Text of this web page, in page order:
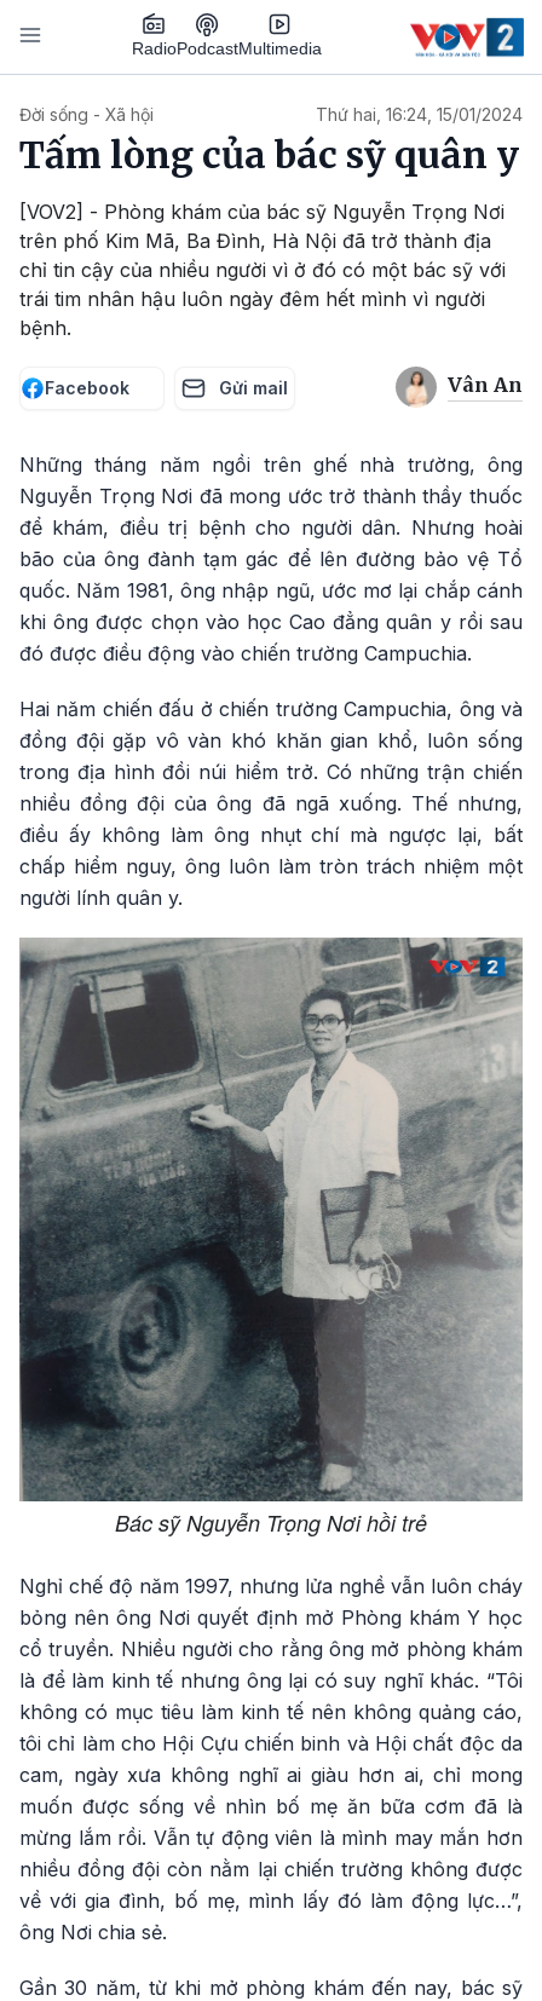
Nhảy đến nội dung
RadioPodcastMultimedia
Đời sống - Xã hội Thứ hai, 16:24, 15/01/2024
Tấm lòng của bác sỹ quân y
[VOV2] - Phòng khám của bác sỹ Nguyễn Trọng Nơi
trên phố Kim Mã, Ba Đình, Hà Nội đã trở thành địa
chỉ tin cậy của nhiều người vì ở đó có một bác sỹ với
trái tim nhân hậu luôn ngày đêm hết mình vì người
bệnh.
Facebook Gửi mail Vân An
Những tháng năm ngồi trên ghế nhà trường, ông
Nguyễn Trọng Nơi đã mong ước trở thành thầy thuốc
để khám, điều trị bệnh cho người dân. Nhưng hoài
bão của ông đành tạm gác để lên đường bảo vệ Tổ
quốc. Năm 1981, ông nhập ngũ, ước mơ lại chắp cánh
khi ông được chọn vào học Cao đẳng quân y rồi sau
đó được điều động vào chiến trường Campuchia.
Hai năm chiến đấu ở chiến trường Campuchia, ông và
đồng đội gặp vô vàn khó khăn gian khổ, luôn sống
trong địa hình đồi núi hiểm trở. Có những trận chiến
nhiều đồng đội của ông đã ngã xuống. Thế nhưng,
điều ấy không làm ông nhụt chí mà ngược lại, bất
chấp hiểm nguy, ông luôn làm tròn trách nhiệm một
người lính quân y.
Bác sỹ Nguyễn Trọng Nơi hồi trẻ
Nghỉ chế độ năm 1997, nhưng lửa nghề vẫn luôn cháy
bỏng nên ông Nơi quyết định mở Phòng khám Y học
cổ truyền. Nhiều người cho rằng ông mở phòng khám
là để làm kinh tế nhưng ông lại có suy nghĩ khác. “Tôi
không có mục tiêu làm kinh tế nên không quảng cáo,
tôi chỉ làm cho Hội Cựu chiến binh và Hội chất độc da
cam, ngày xưa không nghĩ ai giàu hơn ai, chỉ mong
muốn được sống về nhìn bố mẹ ăn bữa cơm đã là
mừng lắm rồi. Vẫn tự động viên là mình may mắn hơn
nhiều đồng đội còn nằm lại chiến trường không được
về với gia đình, bố mẹ, mình lấy đó làm động lực…”,
ông Nơi chia sẻ.
Gần 30 năm, từ khi mở phòng khám đến nay, bác sỹ